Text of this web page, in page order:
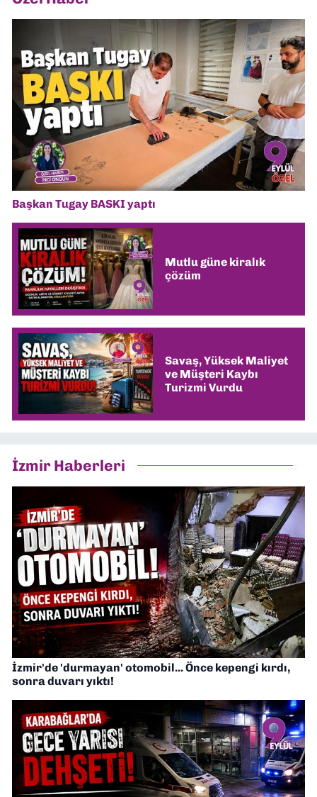
Başkan Tugay BASKI yaptı
Mutlu güne kiralık
çözüm
Savaş, Yüksek Maliyet
ve Müşteri Kaybı
Turizmi Vurdu
İzmir Haberleri
İzmir'de 'durmayan' otomobil... Önce kepengi kırdı,
sonra duvarı yıktı!